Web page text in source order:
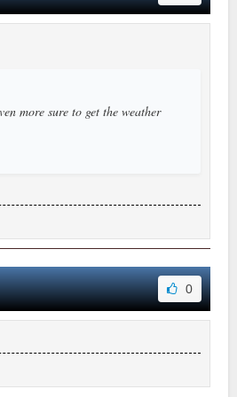
more sure to get the weather
0